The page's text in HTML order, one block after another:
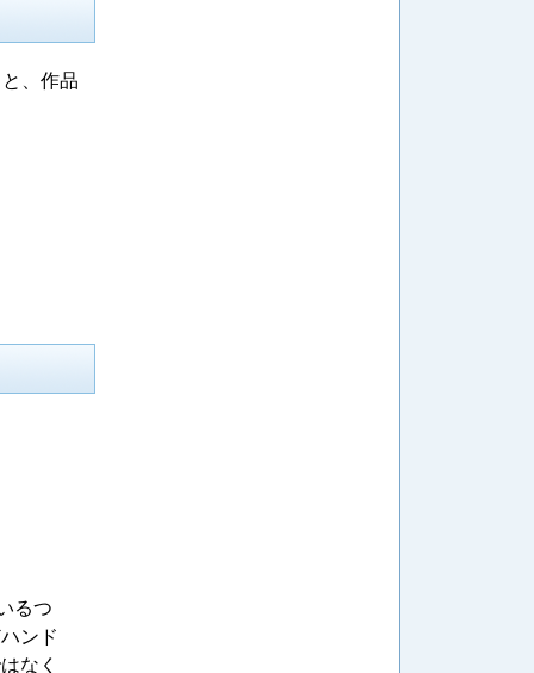
、作品
るつ
ンド
なく